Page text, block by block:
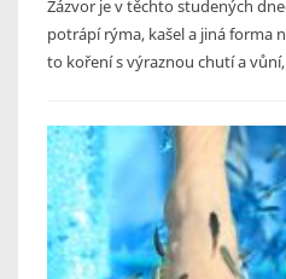
Zázvor je v těchto studených
potrápí rýma, kašel a jiná forma
to koření s výraznou chutí a